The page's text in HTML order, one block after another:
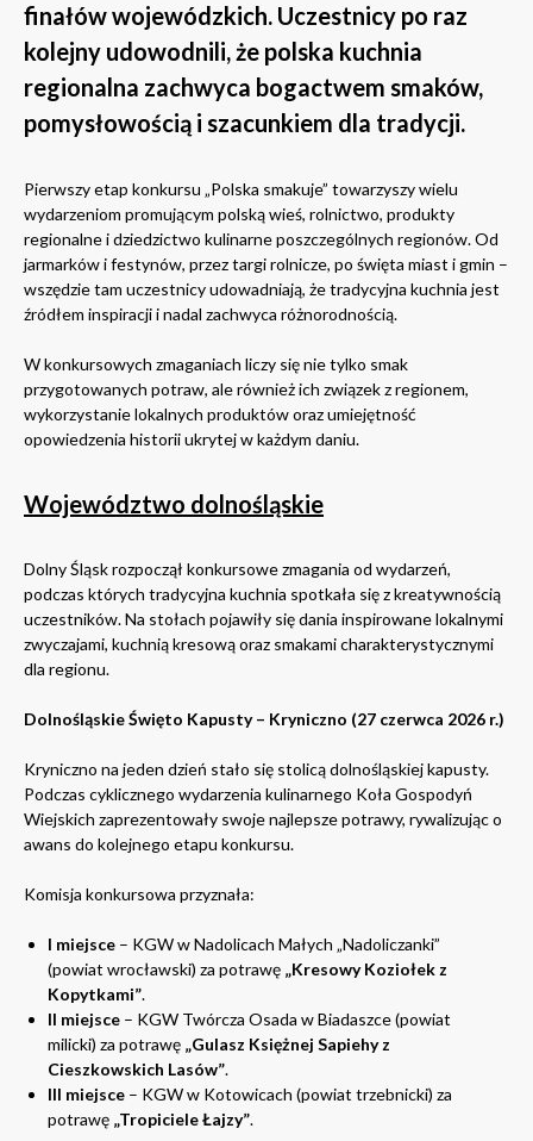
finałów wojewódzkich. Uczestnicy po raz
kolejny udowodnili, że polska kuchnia
regionalna zachwyca bogactwem smaków,
pomysłowością i szacunkiem dla tradycji.
Pierwszy etap konkursu „Polska smakuje” towarzyszy wielu
wydarzeniom promującym polską wieś, rolnictwo, produkty
regionalne i dziedzictwo kulinarne poszczególnych regionów. Od
jarmarków i festynów, przez targi rolnicze, po święta miast i gmin –
wszędzie tam uczestnicy udowadniają, że tradycyjna kuchnia jest
źródłem inspiracji i nadal zachwyca różnorodnością.
W konkursowych zmaganiach liczy się nie tylko smak
przygotowanych potraw, ale również ich związek z regionem,
wykorzystanie lokalnych produktów oraz umiejętność
opowiedzenia historii ukrytej w każdym daniu.
Województwo dolnośląskie
Dolny Śląsk rozpoczął konkursowe zmagania od wydarzeń,
podczas których tradycyjna kuchnia spotkała się z kreatywnością
uczestników. Na stołach pojawiły się dania inspirowane lokalnymi
zwyczajami, kuchnią kresową oraz smakami charakterystycznymi
dla regionu.
Dolnośląskie Święto Kapusty – Kryniczno (27 czerwca 2026 r.)
Kryniczno na jeden dzień stało się stolicą dolnośląskiej kapusty.
Podczas cyklicznego wydarzenia kulinarnego Koła Gospodyń
Wiejskich zaprezentowały swoje najlepsze potrawy, rywalizując o
awans do kolejnego etapu konkursu.
Komisja konkursowa przyznała:
I miejsce – KGW w Nadolicach Małych „Nadoliczanki”
(powiat wrocławski) za potrawę „Kresowy Koziołek z
Kopytkami”.
II miejsce – KGW Twórcza Osada w Biadaszce (powiat
milicki) za potrawę „Gulasz Księżnej Sapiehy z
Cieszkowskich Lasów”.
III miejsce – KGW w Kotowicach (powiat trzebnicki) za
potrawę „Tropiciele Łajzy”.